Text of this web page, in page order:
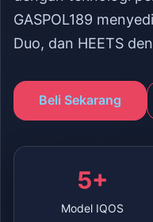
GASPOL189
Duo, dan HEETS
Beli Sekarang
5+
Model IQOS